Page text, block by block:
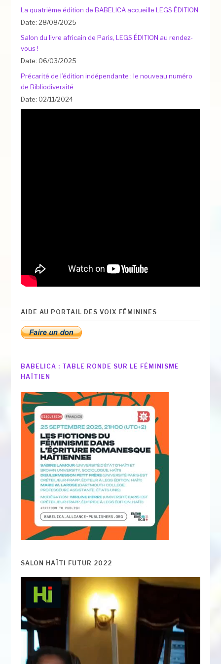
La quatrième édition de BABELICA accueille LEGS ÉDITION
Date: 28/08/2025
Salon du livre africain de Paris, LEGS ÉDITION au rendez-
vous !
Date: 06/03/2025
Précarité de l’édition indépendante : le nouveau numéro
de Bibliodiversité
Date: 02/11/2024
AIDE AU PORTAIL DES VOIX FÉMININES
BABELICA : TABLE RONDE SUR LE FÉMINISME
HAÏTIEN
SALON HAÏTI FUTUR 2022